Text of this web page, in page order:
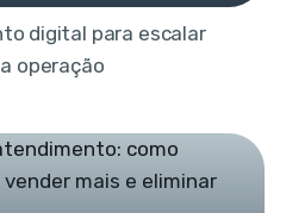
digital para escalar
operação